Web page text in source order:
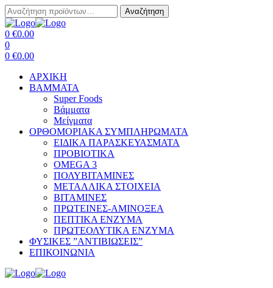
Αναζήτηση
για:
Αναζήτηση
Menu
0 €0.00
0
0 €0.00
ΑΡΧΙΚΗ
BAMMATA
Super Foods
Βάμματα
Μείγματα
ΟΡΘΟΜΟΡΙΑΚΑ ΣΥΜΠΛΗΡΩΜΑΤΑ
ΕΙΔΙΚΑ ΠΑΡΑΣΚΕΥΑΣΜΑΤΑ
ΠΡΟΒΙΟΤΙΚΑ
OMEGA 3
ΠΟΛΥΒΙΤΑΜΙΝΕΣ
ΜΕΤΑΛΛΙΚΑ ΣΤΟΙΧΕΙΑ
ΒΙΤΑΜΙΝΕΣ
ΠΡΩΤΕΙΝΕΣ-ΑΜΙΝΟΞΕΑ
ΠΕΠΤΙΚΑ ΕΝΖΥΜΑ
ΠΡΩΤΕΟΛΥΤΙΚΑ ΕΝΖΥΜΑ
ΦΥΣΙΚΕΣ ”ΑΝΤΙΒΙΩΣΕΙΣ”
ΕΠΙΚΟΙΝΩΝΙΑ